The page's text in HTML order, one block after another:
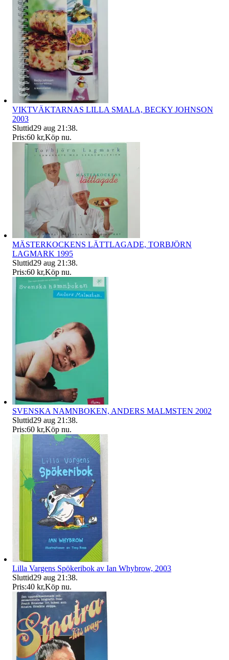
VIKTVÄKTARNAS LILLA SMALA, BECKY JOHNSON
2003
Sluttid29 aug 21:38.
Pris:60 kr,Köp nu.
MÄSTERKOCKENS LÄTTLAGADE, TORBJÖRN
LAGMARK 1995
Sluttid29 aug 21:38.
Pris:60 kr,Köp nu.
SVENSKA NAMNBOKEN, ANDERS MALMSTEN 2002
Sluttid29 aug 21:38.
Pris:60 kr,Köp nu.
Lilla Vargens Spökeribok av Ian Whybrow, 2003
Sluttid29 aug 21:38.
Pris:40 kr,Köp nu.